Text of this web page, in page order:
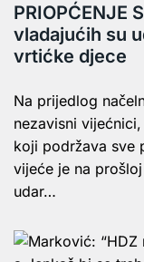
PRIOPĆENJE
vladajućih su
vrtićke djece
Na prijedlog
nezavisni
koji podržava sve
vijeće je na
udar…